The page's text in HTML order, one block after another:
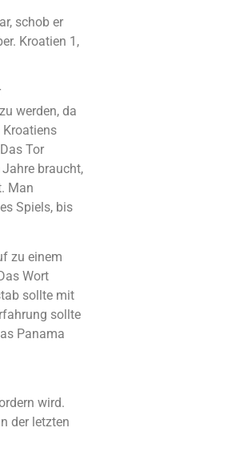
schob er
Kroatien 1,
werden, da
Tor
braucht,
Man
Spiels, bis
zu einem
Wort
sollte mit
sollte
Panama
wird.
der letzten